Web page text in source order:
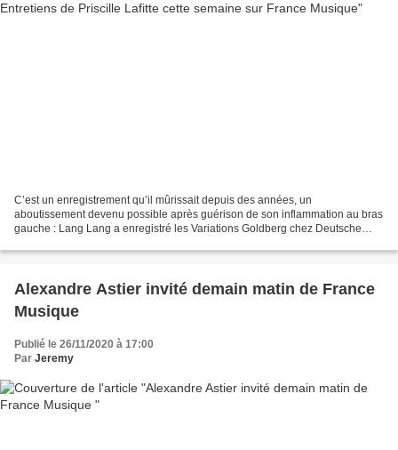
C’est un enregistrement qu’il mûrissait depuis des années, un
aboutissement devenu possible après guérison de son inflammation au bras
gauche : Lang Lang a enregistré les Variations Goldberg chez Deutsche
Alexandre Astier invité demain matin de France
Musique
Publié le 26/11/2020 à 17:00
Par Jeremy